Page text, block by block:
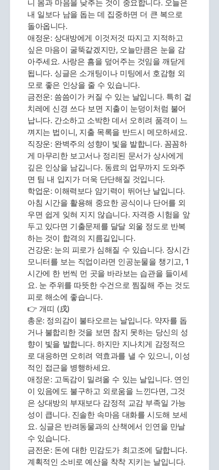
니 몸과 마음을 낮추는 것이 중요합니다. 오늘은
내 일보다 남을 돕는 데 집중하면 더 큰 복으로
돌아옵니다.
애정운: 상대방에게 이것저것 따지고 지적하고
싶은 마음이 굴뚝같겠지만, 오늘만큼은 눈을 감
아주세요. 사랑은 흠을 덮어주는 것임을 깨닫게
됩니다. 싱글은 소개팅이나 미팅에서 호감형 외
모로 좋은 인상을 줄 수 있습니다.
금전운: 씀씀이가 커질 수 있는 날입니다. 특히 겉
치레에 신경 쓰다 보면 지출이 눈덩이처럼 불어
납니다. 간소하고 소박한 데서 오히려 품격이 느
껴지는 법이니, 지출 목록을 반드시 메모하세요.
직장운: 완벽주의 성향이 빛을 발합니다. 꼼꼼하
게 마무리한 보고서나 정리된 문서가 상사에게
깊은 인상을 남깁니다. 동료의 업무까지 도와주
면 팀 내 입지가 더욱 단단해질 것입니다.
학업운: 이해력보다 암기력이 뛰어난 날입니다.
아침 시간을 활용해 중요한 공식이나 단어를 외
우면 쉽게 잊혀 지지 않습니다. 자격증 시험을 앞
두고 있다면 기출문제를 달달 외울 정도로 반복
하는 것이 합격의 지름길입니다.
건강운: 눈의 피로가 심해질 수 있습니다. 장시간
모니터를 보는 직업이라면 인공눈물을 챙기고, 1
시간에 한 번씩 먼 곳을 바라보는 습관을 들이세
요. 눈 주위를 따뜻한 수건으로 찜질해 주는 것도
피로 해소에 좋습니다.
👉 개띠 (戌)
총운: 정의감이 불타오르는 날입니다. 약자를 돕
거나 불합리한 것을 보면 참지 못하는 당신의 성
향이 빛을 발합니다. 하지만 지나치게 감정적으
로 대응하면 오히려 역효과를 낼 수 있으니, 이성
적인 접근을 병행하세요.
애정운: 고독감이 밀려올 수 있는 날입니다. 연인
이 있음에도 불구하고 외로움을 느낀다면, 그것
은 상대방의 부재보다 감정적 교감 부족일 가능
성이 큽니다. 진솔한 속마음 대화를 시도해 보세
요. 싱글은 반려동물과의 산책에서 인연을 만날
수 있습니다.
금전운: 돈에 대한 민감도가 최고조에 달합니다.
계획적인 소비로 예산을 착착 지키는 날입니다.